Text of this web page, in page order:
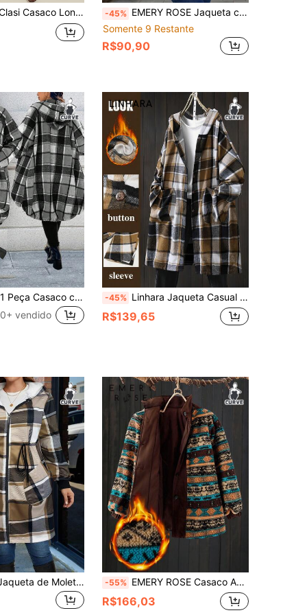
Sobretudo Feminino Plus Size com Estampa Floral -45% EMERY ROSE Jaqueta casual de mangas longas xadrez com botões metálicos para mulheres plus size, para o inverno
Somente 9 Restante
R$90,90
EMERY ROSE 1 Peça Casaco com Capuz de Manga Raglan Longa com Estampa Xadrez e Zíper Frontal para Mulheres
vendido
-45% Linhara Jaqueta Casual de Manga Longa e Comprimento Médio em Estampa Xadrez Plus Size
R$139,65
SHEIN LUNE Jaqueta de Moletom com Capuz e Zíper, Estampa Xadrez, Cintura Marcada, Plus Size, Casual, Adequada para Uso Diário, Outono/Inverno -55% EMERY ROSE Casaco Acolchoado Elegante Retrô Casual com Colarinho Reto, Estampa Étnica Nômade, Recortes Contrastantes e Textura Felpuda, Plus Size, Outono/Inverno
R$166,03